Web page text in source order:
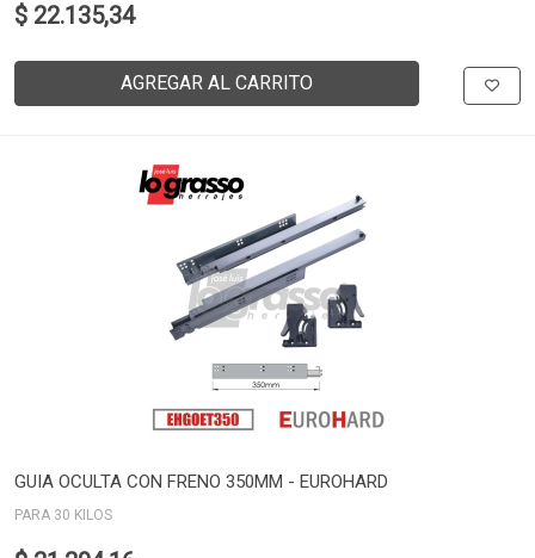
$ 22.135,34
AGREGAR AL CARRITO
GUIA OCULTA CON FRENO 350MM - EUROHARD
PARA 30 KILOS